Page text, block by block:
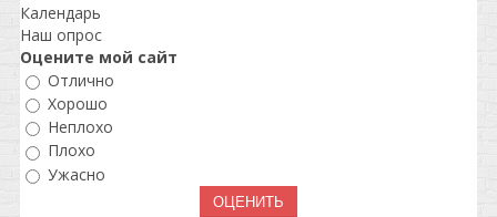
Календарь
Наш опрос
Оцените мой сайт
Отлично
Хорошо
Неплохо
Плохо
Ужасно